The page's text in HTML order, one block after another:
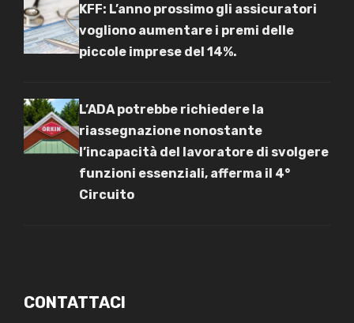
KFF: L’anno prossimo gli assicuratori
vogliono aumentare i premi delle
piccole imprese del 14%.
L’ADA potrebbe richiedere la
riassegnazione nonostante
l’incapacità del lavoratore di svolgere
funzioni essenziali, afferma il 4°
Circuito
CONTATTACI